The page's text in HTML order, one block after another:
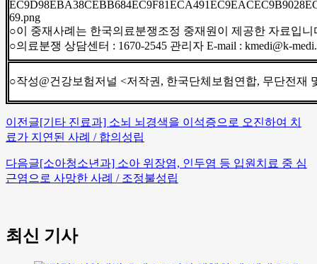
○이 중재사례는 한국의료분쟁조정 중재원이 제공한 자료입니
○의료분쟁 상담센터 : 1670-2545 관리자 E-mail : kmedi@k-
○작성@건강보험저널 <저작권, 한국단체보험연합, 무단전재
이전글[기타 진료과] 소뇌 뇌경색을 이석증으로 오진하여 치
료가 지연된 사례 / 합의성립
다음글[소아청소년과] 소아 위장염, 인두염 등 입원치료 중 심
근염으로 사망한 사례 / 조정불성립
최신 기사